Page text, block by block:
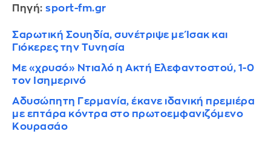
Πηγή: sport-fm.gr
Σαρωτική Σουηδία, συνέτριψε με Ίσακ και
Γιόκερες την Τυνησία
Με «χρυσό» Ντιαλό η Ακτή Ελεφαντοστού, 1-0
τον Ισημερινό
Αδυσώπητη Γερμανία, έκανε ιδανική πρεμιέρα
με επτάρα κόντρα στο πρωτοεμφανιζόμενο
Κουρασάο